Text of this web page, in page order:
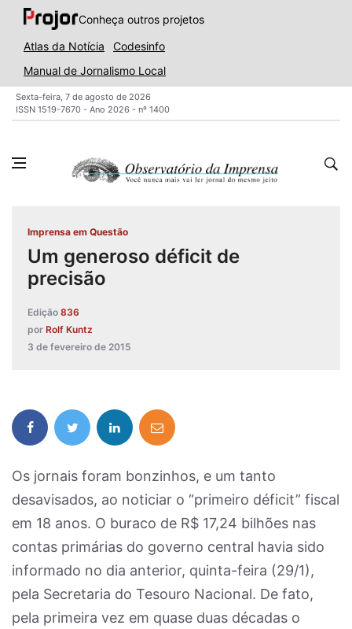
Conheça outros projetos
Atlas da Notícia
Codesinfo
Manual de Jornalismo Local
Sexta-feira, 7 de agosto de 2026
ISSN 1519-7670 - Ano 2026 - nº 1400
Imprensa em Questão
Um generoso déficit de
precisão
Edição 836
por Rolf Kuntz
3 de fevereiro de 2015
Os jornais foram bonzinhos, e um tanto
desavisados, ao noticiar o “primeiro déficit” fiscal
em 18 anos. O buraco de R$ 17,24 bilhões nas
contas primárias do governo central havia sido
informado no dia anterior, quinta-feira (29/1),
pela Secretaria do Tesouro Nacional. De fato,
pela primeira vez em quase duas décadas o